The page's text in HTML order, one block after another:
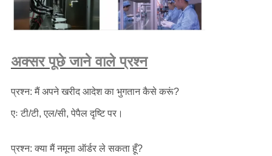
अक्सर पूछे जाने वाले प्रश्न
प्रश्न: मैं अपने खरीद आदेश का भुगतान कैसे करूं?
एः टी/टी, एल/सी, पेपैल दृष्टि पर।
प्रश्न: क्या मैं नमूना ऑर्डर ले सकता हूँ?